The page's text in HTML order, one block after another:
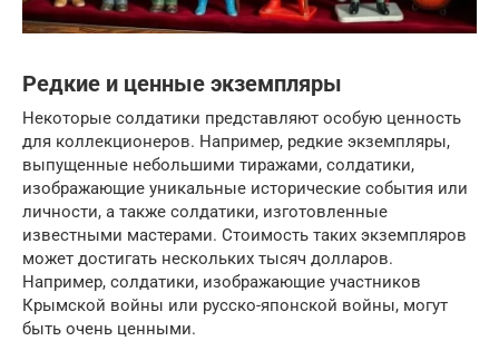
Редкие и ценные экземпляры
Некоторые солдатики представляют особую ценность
для коллекционеров. Например, редкие экземпляры,
выпущенные небольшими тиражами, солдатики,
изображающие уникальные исторические события или
личности, а также солдатики, изготовленные
известными мастерами. Стоимость таких экземпляров
может достигать нескольких тысяч долларов.
Например, солдатики, изображающие участников
Крымской войны или русско-японской войны, могут
быть очень ценными.